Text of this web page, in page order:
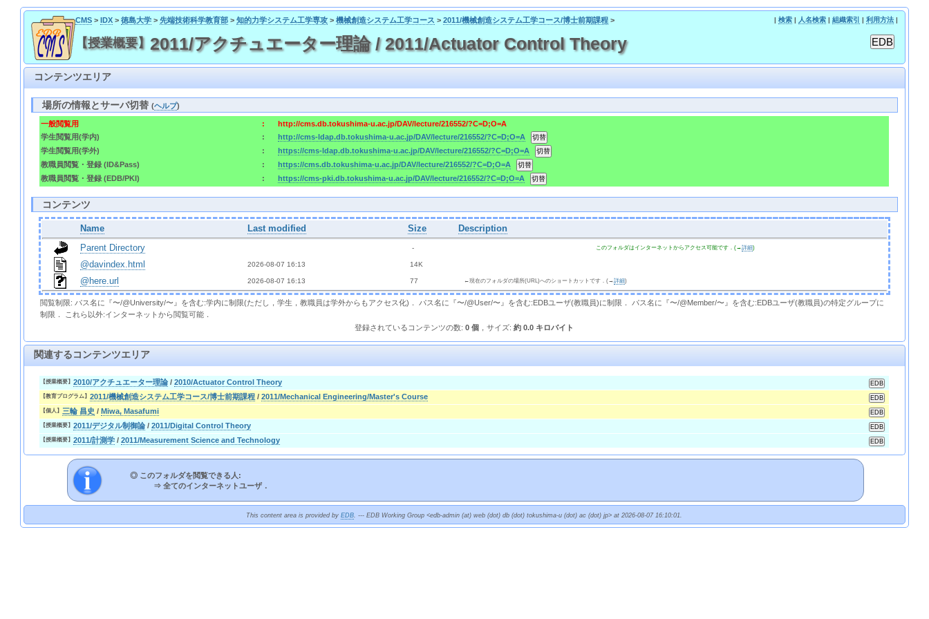
CMS> IDX> 徳島大学> 先端技術科学教育部> 知的力学システム工学専攻> 機械創造システム工学コース > 2011/機械創造システム工学コース/博士前期課程> | 検索| 人名検索| 組織索引 | 利用方法|
【授業概要】 2011/アクチュエーター理論 / 2011/Actuator Control Theory
コンテンツエリア
場所の情報とサーバ切替(ヘルプ)
一般閲覧用 :
http://cms.db.tokushima-u.ac.jp/DAV/lecture/216552/?C=D;O=A
学生閲覧用(学内)
:
http://cms-ldap.db.tokushima-u.ac.jp/DAV/lecture/216552/?C=D;O=A
学生閲覧用(学外)
:
https://cms-ldap.db.tokushima-u.ac.jp/DAV/lecture/216552/?C=D;O=A
教職員閲覧・登録 (ID&Pass)
:
https://cms.db.tokushima-u.ac.jp/DAV/lecture/216552/?C=D;O=A
教職員閲覧・登録 (EDB/PKI)
: https://cms-pki.db.tokushima-u.ac.jp/DAV/lecture/216552/?C=D;O=A
コンテンツ
Name Last modified Size
Description
Parent Directory
  -
このフォルダはインターネットからアクセス可能です．(→詳細)
@davindex.html 2026-08-07 16:13 14K
@here.url 2026-08-07 16:13 77 ←現在のフォルダの場所(URL)へのショートカットです．(→詳細)
閲覧制限: パス名に『〜/@University/〜』を含む:学内に制限(ただし，学生，教職員は学外からもアクセス化)． パス名に『〜/@User/〜』を含む:EDBユーザ(教職員)に制限． パス名に『〜/@Member/〜』を含む:EDBユーザ(教職員)の特定グループに
制限． これら以外:インターネットから閲覧可能．
登録されているコンテンツの数:0 個 ，サイズ:約 0.0 キロバイト
関連するコンテンツエリア
【授業概要】2010/アクチュエーター理論 /2010/Actuator Control Theory
【教育プログラム】2011/機械創造システム工学コース/博士前期課程 /2011/Mechanical Engineering/Master's Course
【個人】 三輪 昌史 /Miwa, Masafumi
【授業概要】2011/デジタル制御論 /2011/Digital Control Theory
【授業概要】2011/計測学 /2011/Measurement Science and Technology
◎ このフォルダを閲覧できる人:
⇒全てのインターネットユーザ．
This content area is provided byEDB. --- EDB Working Group <edb-admin (at) web (dot) db (dot) tokushima-u (dot) ac (dot) jp> at 2026-08-07 16:10:01.